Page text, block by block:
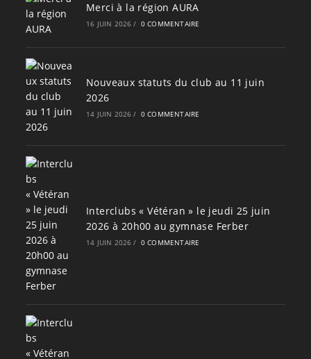
Merci à la région AURA
16 JUIN 2026 / 0 COMMENTAIRE
Nouveaux statuts du club au 11 juin
2026
14 JUIN 2026 / 0 COMMENTAIRE
Interclubs « Vétéran » le jeudi 25 juin
2026 à 20h00 au gymnase Ferber
14 JUIN 2026 / 0 COMMENTAIRE